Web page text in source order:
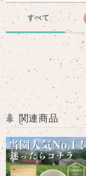
すべて
関連商品